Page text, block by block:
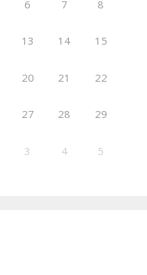
6 7 8
13 14 15
20 21 22
27 28 29
3 4 5